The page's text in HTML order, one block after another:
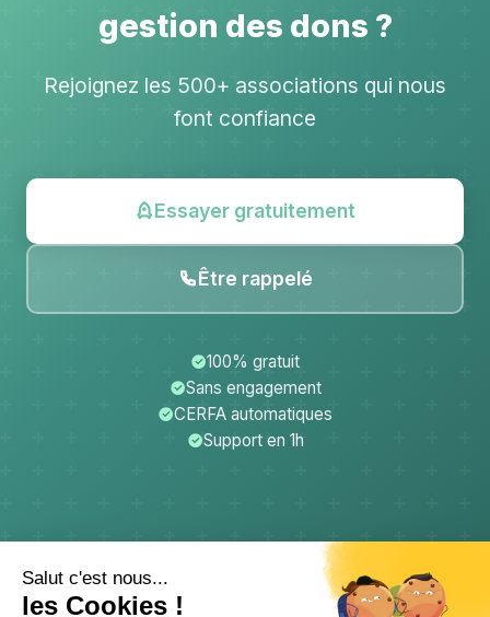
gestion des dons ?
Rejoignez les 500+ associations qui nous
font confiance
Essayer gratuitement
Être rappelé
100% gratuit
Sans engagement
CERFA automatiques
Support en 1h